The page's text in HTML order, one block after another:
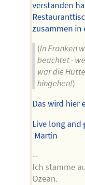
verstanden
zusammen in
(In Franken
beachtet -
war die
hingehen!)
Das wird hier
Live long and
Martin
--
Ich stamme
Ozean.